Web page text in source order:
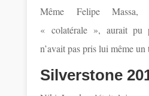
Même Felipe
« colatérale », aurait pu
n’avait pas pris lui même un
Silverstone